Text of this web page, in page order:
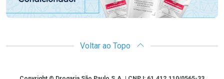
Voltar ao Topo
Copyright